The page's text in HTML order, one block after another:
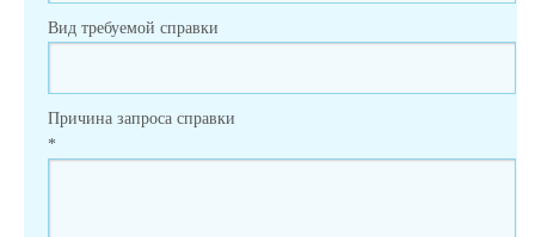
Вид требуемой справки
Причина запроса справки
*